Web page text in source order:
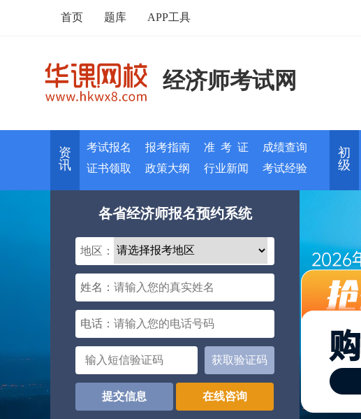
首页 题库 APP工具
经济师考试网
资
讯
考试报名 报考指南 准 考 证
成绩查询
证书领取
政策大纲 行业新闻 考试经验
初
级
各省经济师报名预约系统
地区：
姓名：
电话：
获取验证码
提交信息 在线咨询